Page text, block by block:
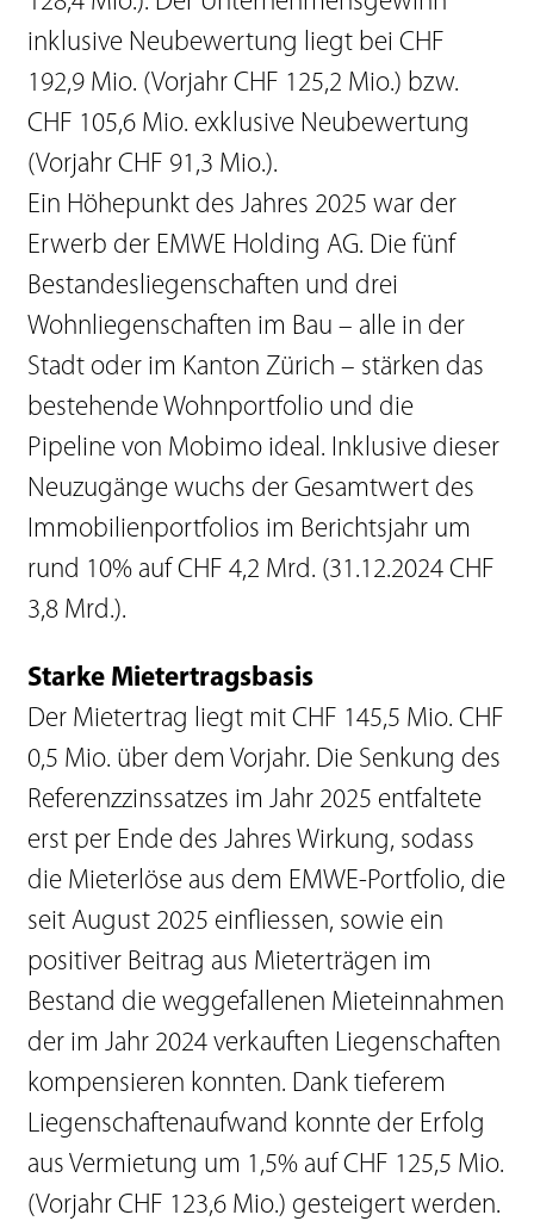
inklusive Neubewertung liegt bei CHF
192,9 Mio. (Vorjahr CHF 125,2 Mio.) bzw.
CHF 105,6 Mio. exklusive Neubewertung
(Vorjahr CHF 91,3 Mio.).
Ein Höhepunkt des Jahres 2025 war der
Erwerb der EMWE Holding AG. Die fünf
Bestandesliegenschaften und drei
Wohnliegenschaften im Bau – alle in der
Stadt oder im Kanton Zürich – stärken das
bestehende Wohnportfolio und die
Pipeline von Mobimo ideal. Inklusive dieser
Neuzugänge wuchs der Gesamtwert des
Immobilienportfolios im Berichtsjahr um
rund 10% auf CHF 4,2 Mrd. (31.12.2024 CHF
3,8 Mrd.).
Starke Mietertragsbasis
Der Mietertrag liegt mit CHF 145,5 Mio. CHF
0,5 Mio. über dem Vorjahr. Die Senkung des
Referenzzinssatzes im Jahr 2025 entfaltete
erst per Ende des Jahres Wirkung, sodass
die Mieterlöse aus dem EMWE-Portfolio, die
seit August 2025 einfliessen, sowie ein
positiver Beitrag aus Mieterträgen im
Bestand die weggefallenen Mieteinnahmen
der im Jahr 2024 verkauften Liegenschaften
kompensieren konnten. Dank tieferem
Liegenschaftenaufwand konnte der Erfolg
aus Vermietung um 1,5% auf CHF 125,5 Mio.
(Vorjahr CHF 123,6 Mio.) gesteigert werden.